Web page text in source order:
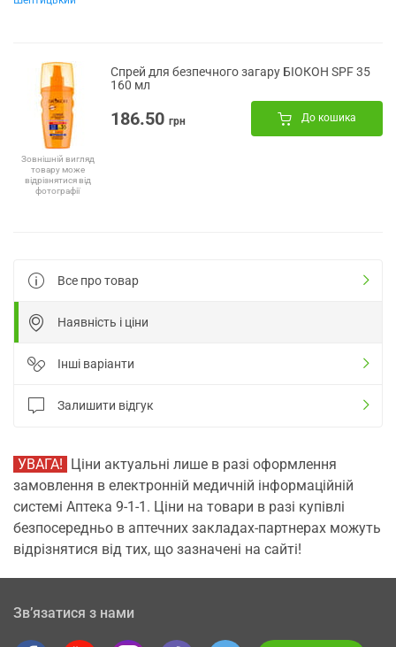
Зовнішній вигляд
товару може
відрізнятися від
фотографії
Спрей для безпечного загару БІОКОН SPF 35
160 мл
186.50 грн До кошика
Все про товар
Наявність і ціни
Інші варіанти
Залишити відгук
УВАГА! Ціни актуальні лише в разі оформлення
замовлення в електронній медичній інформаційній
системі Аптека 9-1-1. Ціни на товари в разі купівлі
безпосередньо в аптечних закладах-партнерах можуть
відрізнятися від тих, що зазначені на сайті!
Зв’язатися з нами